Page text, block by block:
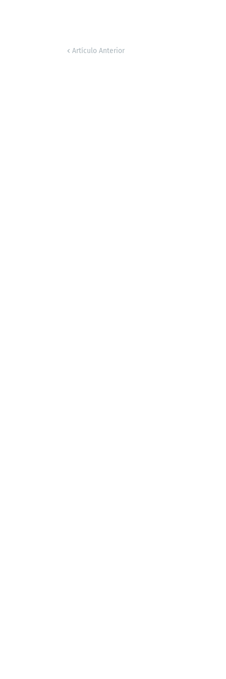
Artículo Anterior